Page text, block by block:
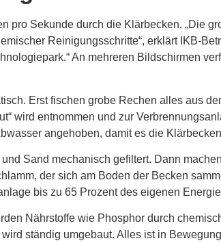
pro Sekunde durch die Klärbecken. „Die
Reinigungsschritte“, erklärt IKB-
An mehreren Bildschirmen
Erst fischen grobe Rechen alles aus
wird entnommen und zur
angehoben, damit es die
Sand mechanisch gefiltert. Dann
der sich am Boden der Becken
bis zu 65 Prozent des eigenen
Nährstoffe wie Phosphor durch
ständig umgebaut. Alles ist in